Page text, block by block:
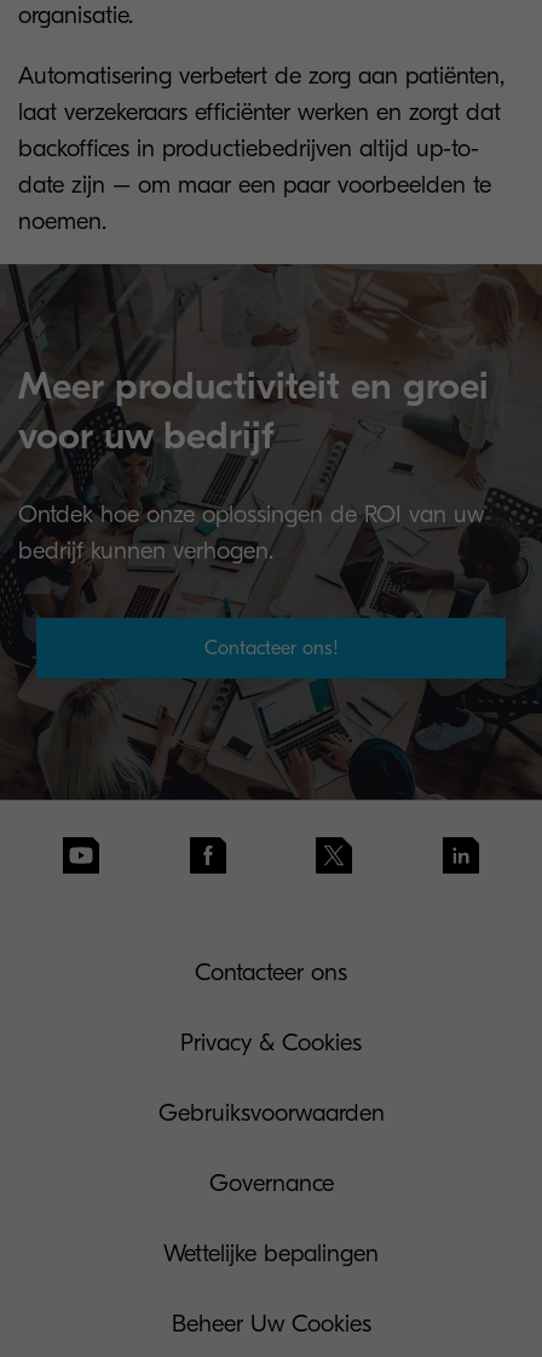
organisatie.
Automatisering verbetert de zorg aan patiënten,
laat verzekeraars efficiënter werken en zorgt dat
backoffices in productiebedrijven altijd up-to-
date zijn – om maar een paar voorbeelden te
noemen.
Meer productiviteit en groei
voor uw bedrijf
Ontdek hoe onze oplossingen de ROI van uw
bedrijf kunnen verhogen.
Contacteer ons!
Contacteer ons
Privacy & Cookies
Gebruiksvoorwaarden
Governance
Wettelijke bepalingen
Beheer Uw Cookies